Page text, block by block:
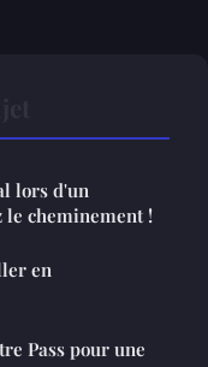
lors d'un
le cheminement !
en
Pass pour une